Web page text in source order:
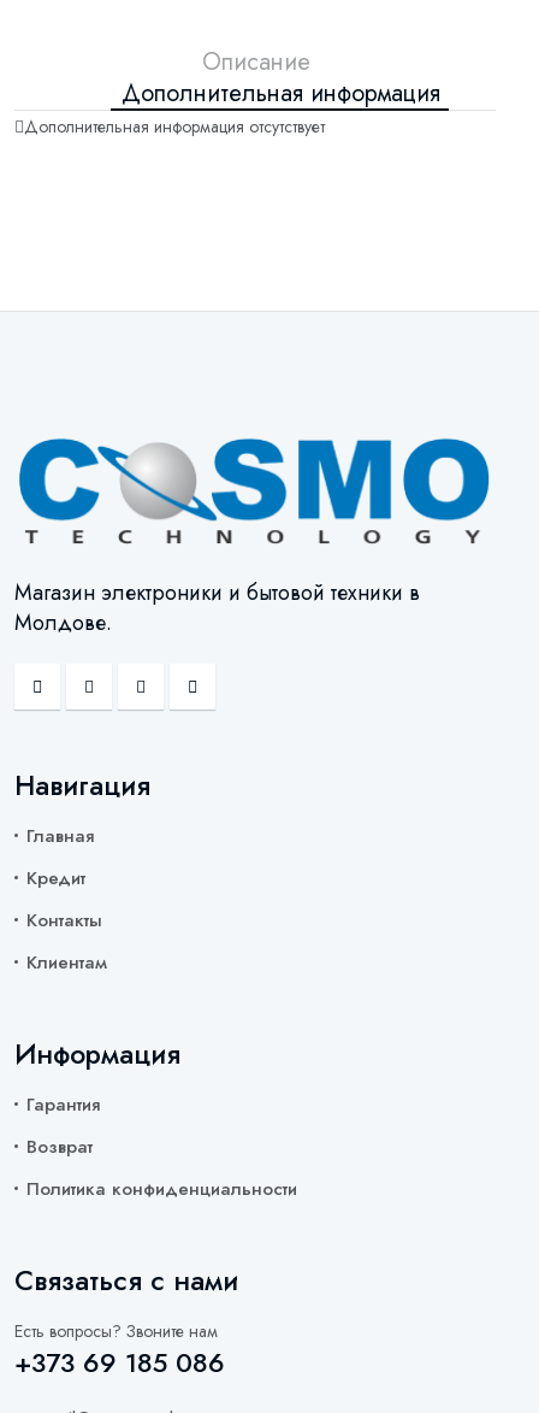
Описание
Дополнительная информация
Дополнительная информация отсутствует
Магазин электроники и бытовой техники в
Молдове.
Навигация
Главная
Кредит
Контакты
Клиентам
Информация
Гарантия
Возврат
Политика конфиденциальности
Связаться с нами
Есть вопросы? Звоните нам
+373 69 185 086